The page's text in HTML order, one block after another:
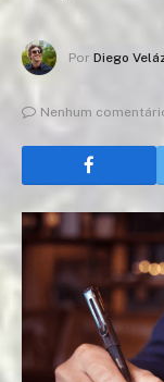
Por Diego
Nenhum